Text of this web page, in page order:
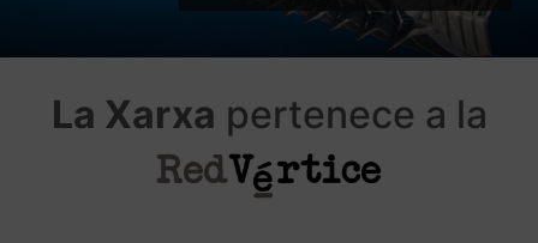
La Xarxa pertenece a la